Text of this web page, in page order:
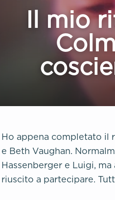
Il mio
Ho appena completato il
e Beth Vaughan.
Hassenberger e Luigi,
riuscito a partecipare.